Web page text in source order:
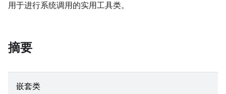
用于进行系统调用的实用工具类。
摘要
嵌套类